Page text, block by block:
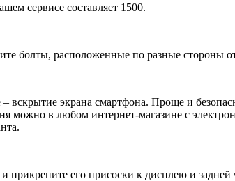
сервисе составляет 1500.
болты, расположенные по разные стороны
вскрытие экрана смартфона. Проще и
можно в любом интернет-магазине с
прикрепите его присоски к дисплею и